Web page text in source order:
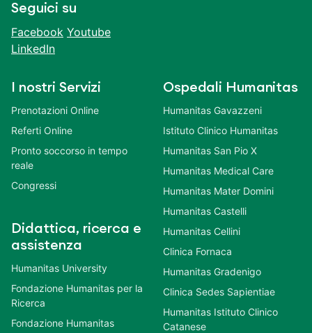
Seguici su
Facebook Youtube
LinkedIn
I nostri Servizi
Prenotazioni Online
Referti Online
Pronto soccorso in tempo
reale
Congressi
Didattica, ricerca e
assistenza
Humanitas University
Fondazione Humanitas per la
Ricerca
Fondazione Humanitas
Ospedali Humanitas
Humanitas Gavazzeni
Istituto Clinico Humanitas
Humanitas San Pio X
Humanitas Medical Care
Humanitas Mater Domini
Humanitas Castelli
Humanitas Cellini
Clinica Fornaca
Humanitas Gradenigo
Clinica Sedes Sapientiae
Humanitas Istituto Clinico
Catanese